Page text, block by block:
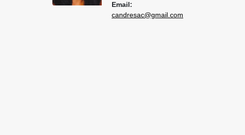
Email:
candresac@gmail.com